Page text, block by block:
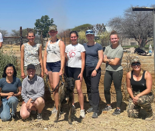
ein. Die Tiere
ha großen Farmgelände
Autofahrt) so
frei wie möglich leben.